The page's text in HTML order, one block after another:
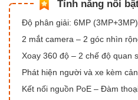
Độ phân giải: 6MP (3MP+3MP)
2 mắt camera – 2 góc nhìn
Xoay 360 độ – 2 chế độ quan
Phát hiện người và xe kèm
Kết nối nguồn PoE – Đàm